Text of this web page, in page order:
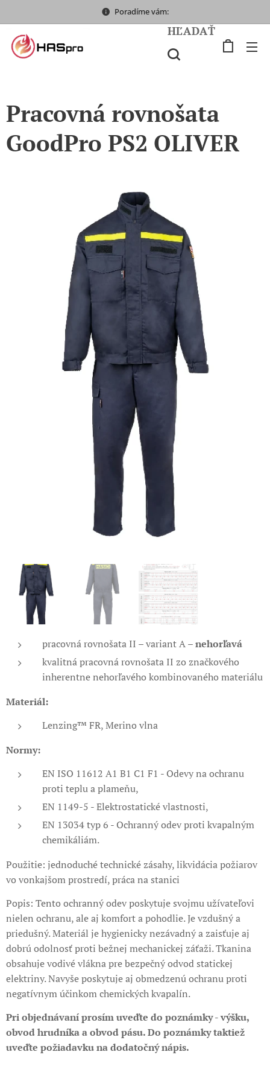
Poradíme vám:
HĽADAŤ
Pracovná rovnošata
GoodPro PS2 OLIVER
pracovná rovnošata II – variant A –nehorľavá
kvalitná pracovná rovnošata II zo značkového
inherentne nehorľavého kombinovaného materiálu
Materiál:
Lenzing™ FR, Merino vlna
Normy:
EN ISO 11612 A1 B1 C1 F1 - Odevy na ochranu
proti teplu a plameňu,
EN 1149-5 - Elektrostatické vlastnosti,
EN 13034 typ 6 - Ochranný odev proti kvapalným
chemikáliám.
Použitie: jednoduché technické zásahy, likvidácia požiarov
vo vonkajšom prostredí, práca na stanici
Popis: Tento ochranný odev poskytuje svojmu užívateľovi
nielen ochranu, ale aj komfort a pohodlie. Je vzdušný a
priedušný. Materiál je hygienicky nezávadný a zaisťuje aj
dobrú odolnosť proti bežnej mechanickej záťaži. Tkanina
obsahuje vodivé vlákna pre bezpečný odvod statickej
elektriny. Navyše poskytuje aj obmedzenú ochranu proti
negatívnym účinkom chemických kvapalín.
Pri objednávaní prosím uveďte do poznámky - výšku,
obvod hrudníka a obvod pásu. Do poznámky taktiež
uveďte požiadavku na dodatočný nápis.